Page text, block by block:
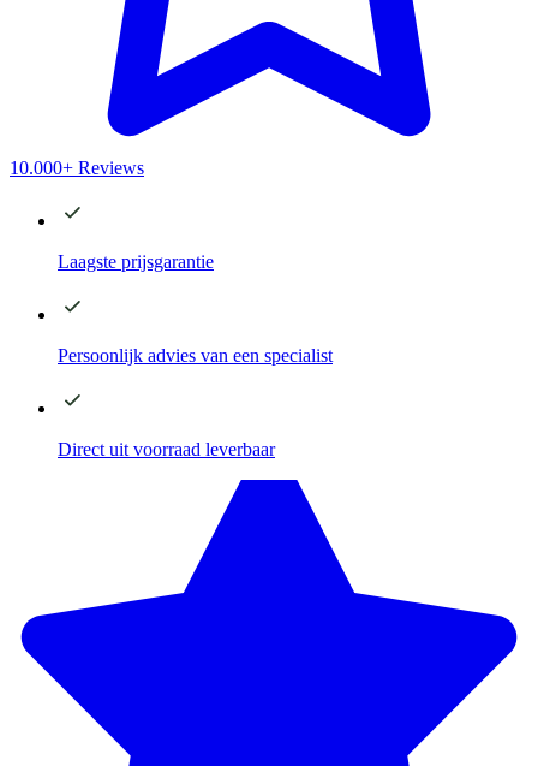
10.000+ Reviews
Laagste prijsgarantie
Persoonlijk advies van een specialist
Direct uit voorraad leverbaar